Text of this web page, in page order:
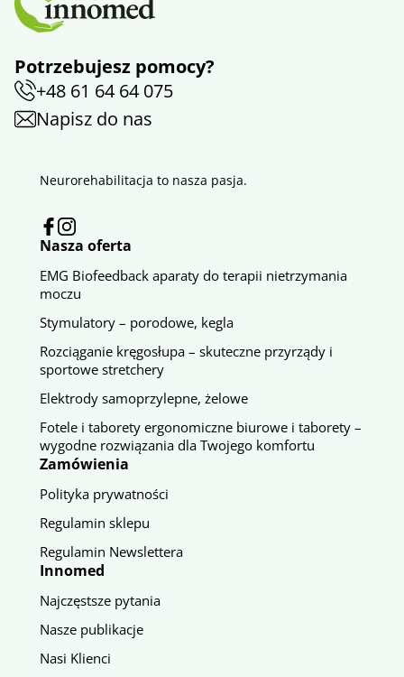
Potrzebujesz pomocy?
+48 61 64 64 075
Napisz do nas
Neurorehabilitacja to nasza pasja.
Nasza oferta
EMG Biofeedback aparaty do terapii nietrzymania
moczu
Stymulatory – porodowe, kegla
Rozciąganie kręgosłupa – skuteczne przyrządy i
sportowe stretchery
Elektrody samoprzylepne, żelowe
Fotele i taborety ergonomiczne biurowe i taborety –
wygodne rozwiązania dla Twojego komfortu
Zamówienia
Polityka prywatności
Regulamin sklepu
Regulamin Newslettera
Innomed
Najczęstsze pytania
Nasze publikacje
Nasi Klienci